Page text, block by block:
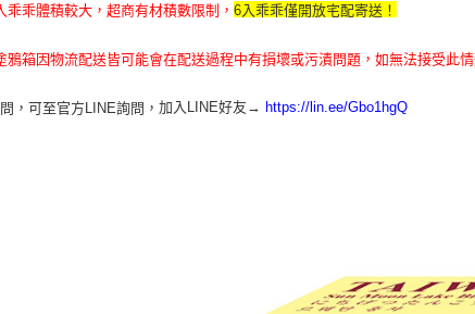
乖乖體積較大，超商有材積數限制，6入乖乖僅開放宅配寄送 ！
箱因物流配送皆可能會在配送過程中有損壞或污漬問題，如無法接受此
，可至官方LINE詢問，加入LINE好友→https://lin.ee/Gbo1hgQ